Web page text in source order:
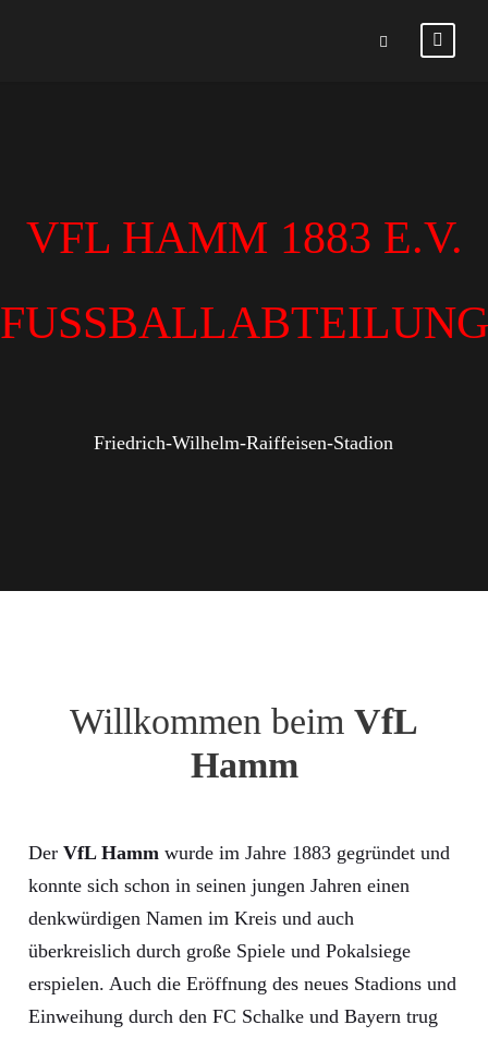
VFL HAMM 1883 E.V.
FUSSBALLABTEILUNG
Friedrich-Wilhelm-Raiffeisen-Stadion
Willkommen beim VfL
Hamm
Der VfL Hamm wurde im Jahre 1883 gegründet und
konnte sich schon in seinen jungen Jahren einen
denkwürdigen Namen im Kreis und auch
überkreislich durch große Spiele und Pokalsiege
erspielen. Auch die Eröffnung des neues Stadions und
Einweihung durch den FC Schalke und Bayern trug